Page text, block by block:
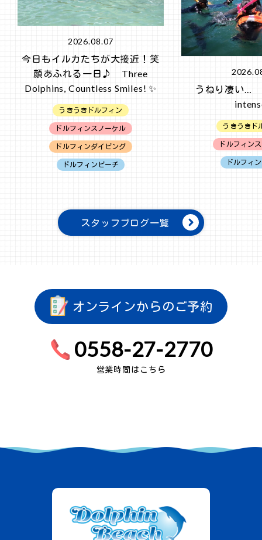
2026.08.07
今日もイルカたちが大接近！笑
顔あふれる一日♪ Three
Dolphins, Countless Smiles! ✨
うきうきドルフィン
ドルフィンスノーケル
ドルフィンダイビング
ドルフィンビーチ
うねり凄い…
うきうきド
ドルフィン
ドルフィ
スタッフブログ一覧
オンラインからのご予約
0558-27-2770
営業時間はこちら